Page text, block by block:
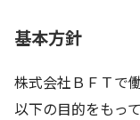
基本方針
株式会社ＢＦＴで
以下の目的をもっ